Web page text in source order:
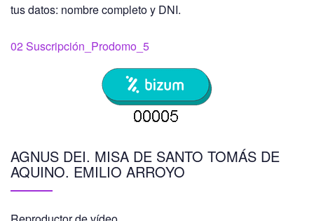
tus datos: nombre completo y DNI.
02 Suscripción_Prodomo_5
AGNUS DEI. MISA DE SANTO TOMÁS DE
AQUINO. EMILIO ARROYO